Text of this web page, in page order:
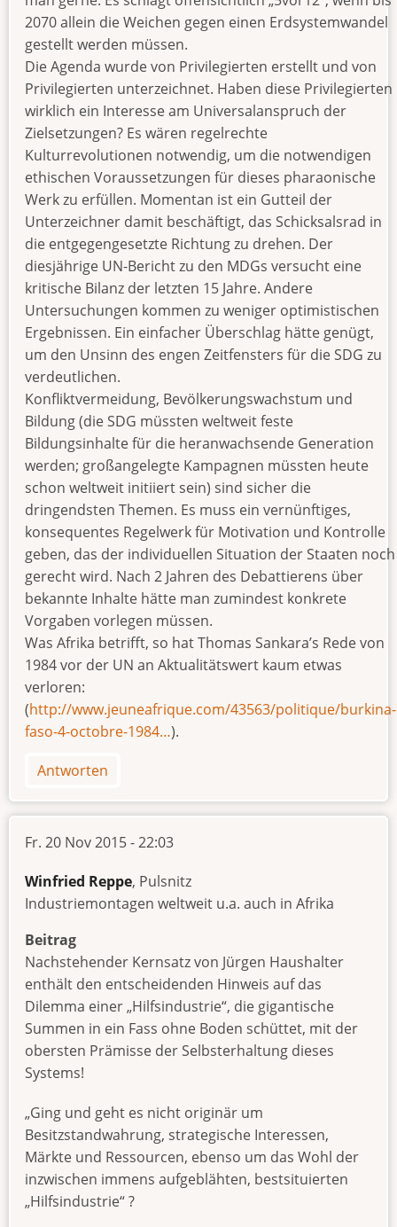
2070 allein die Weichen gegen einen Erdsystemwandel
gestellt werden müssen.
Die Agenda wurde von Privilegierten erstellt und von
Privilegierten unterzeichnet. Haben diese Privilegierten
wirklich ein Interesse am Universalanspruch der
Zielsetzungen? Es wären regelrechte
Kulturrevolutionen notwendig, um die notwendigen
ethischen Voraussetzungen für dieses pharaonische
Werk zu erfüllen. Momentan ist ein Gutteil der
Unterzeichner damit beschäftigt, das Schicksalsrad in
die entgegengesetzte Richtung zu drehen. Der
diesjährige UN-Bericht zu den MDGs versucht eine
kritische Bilanz der letzten 15 Jahre. Andere
Untersuchungen kommen zu weniger optimistischen
Ergebnissen. Ein einfacher Überschlag hätte genügt,
um den Unsinn des engen Zeitfensters für die SDG zu
verdeutlichen.
Konfliktvermeidung, Bevölkerungswachstum und
Bildung (die SDG müssten weltweit feste
Bildungsinhalte für die heranwachsende Generation
werden; großangelegte Kampagnen müssten heute
schon weltweit initiiert sein) sind sicher die
dringendsten Themen. Es muss ein vernünftiges,
konsequentes Regelwerk für Motivation und Kontrolle
geben, das der individuellen Situation der Staaten noch
gerecht wird. Nach 2 Jahren des Debattierens über
bekannte Inhalte hätte man zumindest konkrete
Vorgaben vorlegen müssen.
Was Afrika betrifft, so hat Thomas Sankara’s Rede von
1984 vor der UN an Aktualitätswert kaum etwas
verloren:
(http://www.jeuneafrique.com/43563/politique/burkina-
faso-4-octobre-1984…).
Antworten
Fr. 20 Nov 2015 - 22:03
Winfried Reppe, Pulsnitz
Industriemontagen weltweit u.a. auch in Afrika
Beitrag
Nachstehender Kernsatz von Jürgen Haushalter
enthält den entscheidenden Hinweis auf das
Dilemma einer „Hilfsindustrie“, die gigantische
Summen in ein Fass ohne Boden schüttet, mit der
obersten Prämisse der Selbsterhaltung dieses
Systems!
„Ging und geht es nicht originär um
Besitzstandwahrung, strategische Interessen,
Märkte und Ressourcen, ebenso um das Wohl der
inzwischen immens aufgeblähten, bestsituierten
„Hilfsindustrie“ ?